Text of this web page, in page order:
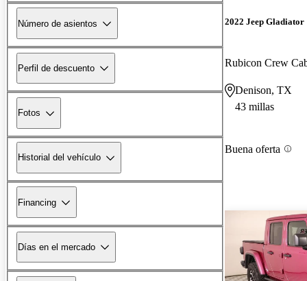
Número de asientos
Perfil de descuento
Fotos
Historial del vehículo
Financing
Días en el mercado
2022 Jeep Gladiator
Rubicon Crew
Denison, TX
43 millas
Buena oferta